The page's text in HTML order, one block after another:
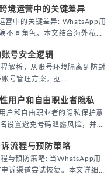
境运营中的关键差异
营中的关键差异: WhatsApp用
不同角色。本文结合海外私域
销策略。
号安全逻辑
解析，从账号环境隔离到防封
号管理方案。据
用户和自由职业者隐私
户和自由职业者的隐私保护意
设置避免号码泄露风险，并提
流程与预防策略
与预防策略: 当WhatsApp用
诉渠道尝试恢复。本文详细解